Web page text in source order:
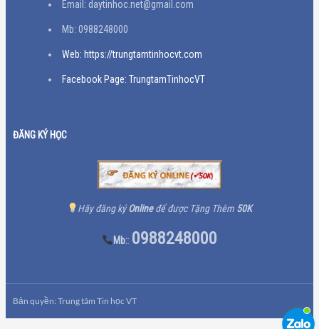
Email: daytinhoc.net@gmail.com
Mb: 0988248000
Web: https://trungtamtinhocvt.com
Facebook Page: TrungtamTinhocVT
ĐĂNG KÝ HỌC
Hãy đăng kýOnlineđể được Tặng Thêm 50K
Mb:: 0988248000
Bản quyền: Trung tâm Tin học VT